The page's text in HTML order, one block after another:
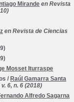
Mirande en Revista
en Revista de Ciencias
Mosset Iturraspe
/ Raúl Gamarra Santa
6, n. 6 (2018)
Alfredo Sagarna